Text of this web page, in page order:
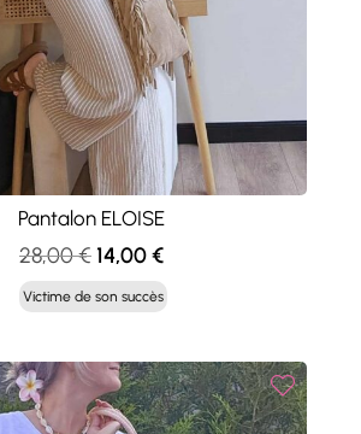
Pantalon ELOISE
28,00€ Le
prix
initial
28,00 €.
14,00€Le
prix
actuel
14,00 €.
Victime de son succès